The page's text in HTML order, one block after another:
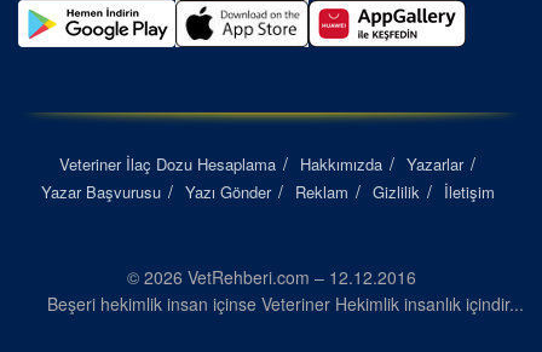
Veteriner İlaç Dozu Hesaplama Hakkımızda
Yazarlar
Yazar Başvurusu
Yazı Gönder Reklam Gizlilik İletişim
© 2026 VetRehberi.com – 12.12.2016
Beşeri hekimlik insan içinse Veteriner Hekimlik insanlık içindir...